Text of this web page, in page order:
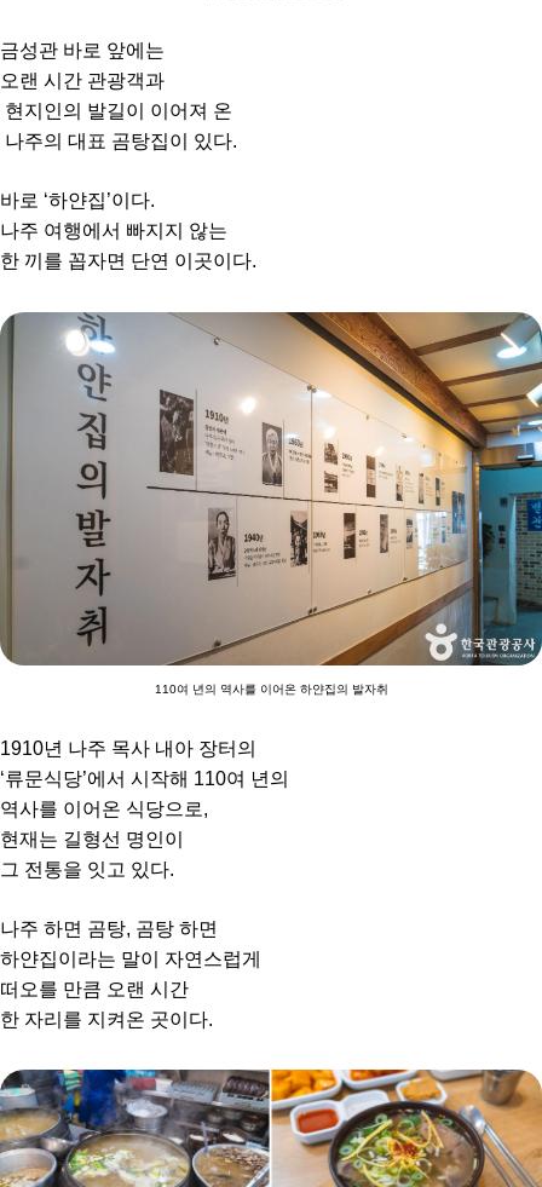
금성관 바로 앞에는
오랜 시간 관광객과
현지인의 발길이 이어져 온
나주의 대표 곰탕집이 있다.
바로 ‘하얀집’이다.
나주 여행에서 빠지지 않는
한 끼를 꼽자면 단연 이곳이다.
110여 년의 역사를 이어온 하얀집의 발자취
1910년 나주 목사 내아 장터의
‘류문식당’에서 시작해 110여 년의
역사를 이어온 식당으로,
현재는 길형선 명인이
그 전통을 잇고 있다.
나주 하면 곰탕, 곰탕 하면
하얀집이라는 말이 자연스럽게
떠오를 만큼 오랜 시간
한 자리를 지켜온 곳이다.